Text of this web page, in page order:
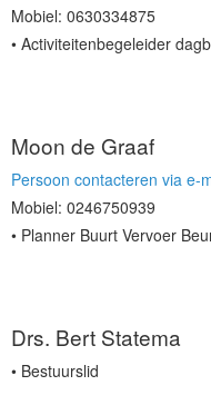
Mobiel: 0630334875
Activiteitenbegeleider
Moon de Graaf
Persoon contacteren via e-
Mobiel: 0246750939
Planner Buurt Vervoer
Drs. Bert Statema
Bestuurslid